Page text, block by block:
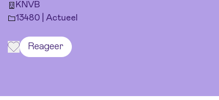
KNVB
13480 | Actueel
Reageer